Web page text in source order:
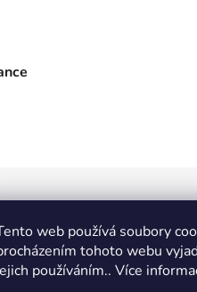
web používá soubory
tohoto webu
používáním.. Více
MTWorkout Fitness